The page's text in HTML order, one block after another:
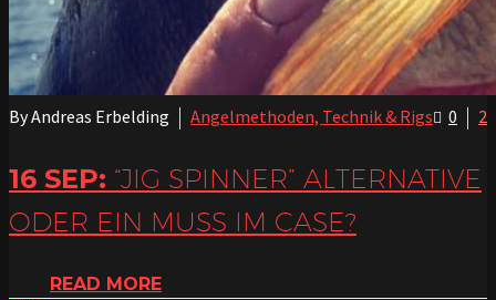
0 2
By Andreas Erbelding Angelmethoden, Technik & Rigs
16 SEP: “JIG SPINNER” ALTERNATIVE
ODER EIN MUSS IM CASE?
READ MORE